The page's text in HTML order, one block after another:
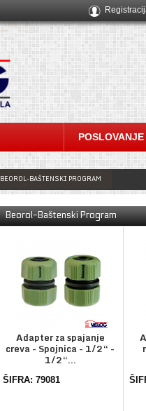
POSLOVANJE
BEOROL-BAŠTENSKI PROGRAM
Beorol-Baštenski Program
Adapter za spajanje
creva - Spojnica - 1/2“ -
1/2“...
ŠIFRA: 79081